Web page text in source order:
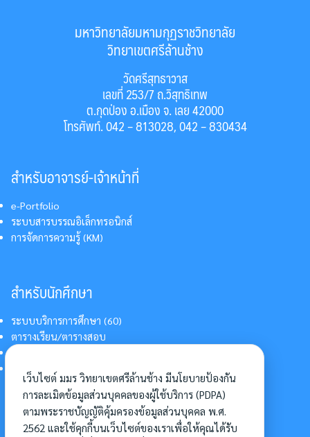
มหาวิทยาลัยมหามกุฏราชวิทยาลัย
วิทยาเขตศรีล้านช้าง
วัดศรีสุทธาวาส
เลขที่ 253/7 ถ.วิสุทธิเทพ
ต.กุดป่อง อ.เมือง จ. เลย 42000
โทรศัพท์. 042 – 813028, 042 – 830434
สำหรับอาจารย์-เจ้าหน้าที่
e-Portfolio
ระบบสารบรรณอิเล็กทรอนิกส์
การจัดการความรู้ (KM)
สำหรับนักศึกษา
ระบบบริการการศึกษา (60)
ตารางเรียน/ตารางสอบ
การแต่งกายนักศึกษา
อื่นๆ
เว็บไซต์ มมร วิทยาเขตศรีล้านช้าง มีนโยบายป้องกัน
การละเมิดข้อมูลส่วนบุคคลของผู้ใช้บริการ (PDPA)
ตามพระราชบัญญัติคุ้มครองข้อมูลส่วนบุคคล พ.ศ.
2562 และใช้คุกกี้บนเว็บไซต์ของเราเพื่อให้คุณได้รับ